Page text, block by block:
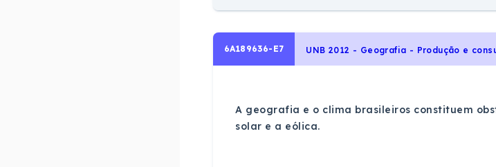
6A189636-E7 UNB 2012 - Geografia - Produção e
A geografia e o clima brasileiros constituem
solar e a eólica.